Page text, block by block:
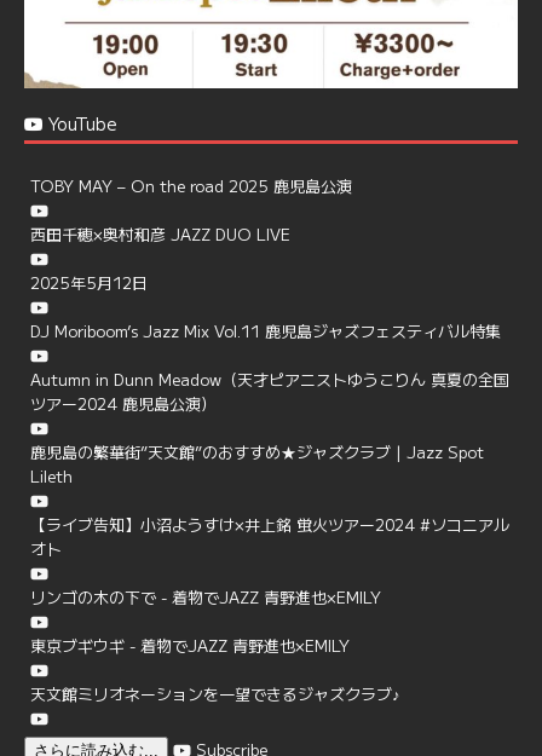
YouTube
TOBY MAY – On the road 2025 鹿児島公演
西田千穂×奥村和彦 JAZZ DUO LIVE
2025年5月12日
DJ Moriboom’s Jazz Mix Vol.11 鹿児島ジャズフェスティバル特集
Autumn in Dunn Meadow（天才ピアニストゆうこりん 真夏の全国
ツアー2024 鹿児島公演）
鹿児島の繁華街”天文館”のおすすめ★ジャズクラブ | Jazz Spot
Lileth
【ライブ告知】小沼ようすけ×井上銘 蛍火ツアー2024 #ソコニアル
オト
リンゴの木の下で - 着物でJAZZ 青野進也×EMILY
東京ブギウギ - 着物でJAZZ 青野進也×EMILY
天文館ミリオネーションを一望できるジャズクラブ♪
さらに読み込む... Subscribe